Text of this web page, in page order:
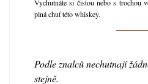
Vychutnáte si čistou nebo s trochou
plná chuť této whiskey.
Podle znalců nechutnají
stejně.